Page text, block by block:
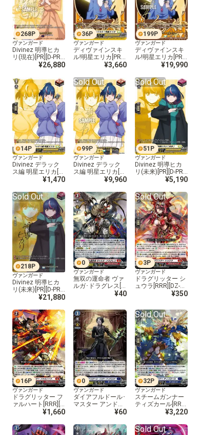
268P
ヴァンガード
Divinez 明導ヒカ
リ(現在)[PR][D-PR/
¥26,880
36P
ヴァンガード
ディヴァインスキ
ル!明星エリカ[PR]
[D-PR/1506]¥3,660
199P
ヴァンガード
ディヴァインスキ
ル!明星エリカ[PR]
[D-PR/1507]¥19,990
14P
ヴァンガード
Divinez デラック
ス編 明星エリカ[P
R][D-PR/1508]¥1,470
Sold Out
99P
ヴァンガード
Divinez デラック
ス編 明星エリカ[P
R][D-PR/1509]¥9,960
Sold Out
51 P
ヴァンガード
Divinez 明導ヒカ
リ(未来)[PR][D-PR/
¥5,190
Sold Out
218P
ヴァンガード
Divinez 明導ヒカ
リ(未来)[PR][D-PR/
¥21,880
0
ヴァンガード
無双の運命者 ヴァ
ルガ･ドラグレス[R
RR][DZ-BT01/001]
¥40
Sold Out
3P
ヴァンガード
ドラグリッター シ
ュウラ[RRR][DZ-BT
¥350
16P
ヴァンガード
ドラグリッター フ
ァルハート[RRR][D
Z-BT01/003]¥1,660
0
ヴァンガード
ダイアフルドール･
マスター アンドロ
ルド[RRR][DZ-BT0
¥60
Sold Out
32P
ヴァンガード
スチームガンナー
ティズカール[RRR]
[DZ-BT01/005]¥3,220
Sold Out